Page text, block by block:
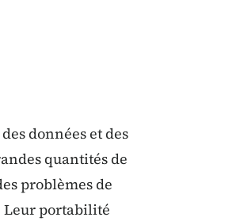
données et des
quantités de
problèmes de
Leur portabilité